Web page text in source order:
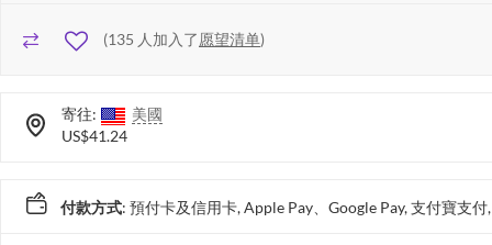
(135 人加入了愿望清单)
寄往:
美國
US$41.24
付款方式: 預付卡及信用卡, Apple Pay、Google Pay, 支付寶支